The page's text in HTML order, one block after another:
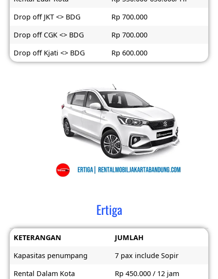
Drop off JKT <> BDG
Rp 700.000
Drop off CGK <> BDG
Rp 700.000
Drop off Kjati <> BDG
Rp 600.000
Ertiga
KETERANGAN
JUMLAH
Kapasitas penumpang
7 pax include Sopir
Rental Dalam Kota
Rp 450.000 / 12 jam